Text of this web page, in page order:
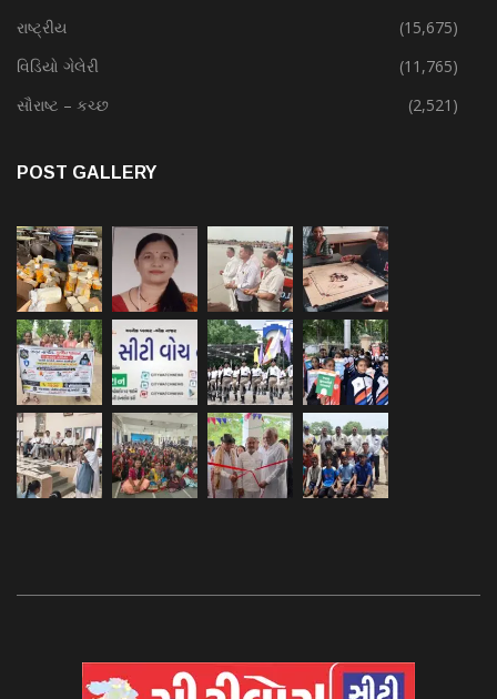
રાષ્ટ્રીય
(15,675)
વિડિયો ગેલેરી
(11,765)
સૌરાષ્ટ – કચ્છ
(2,521)
POST GALLERY